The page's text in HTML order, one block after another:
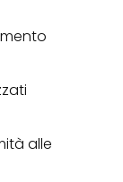
alle